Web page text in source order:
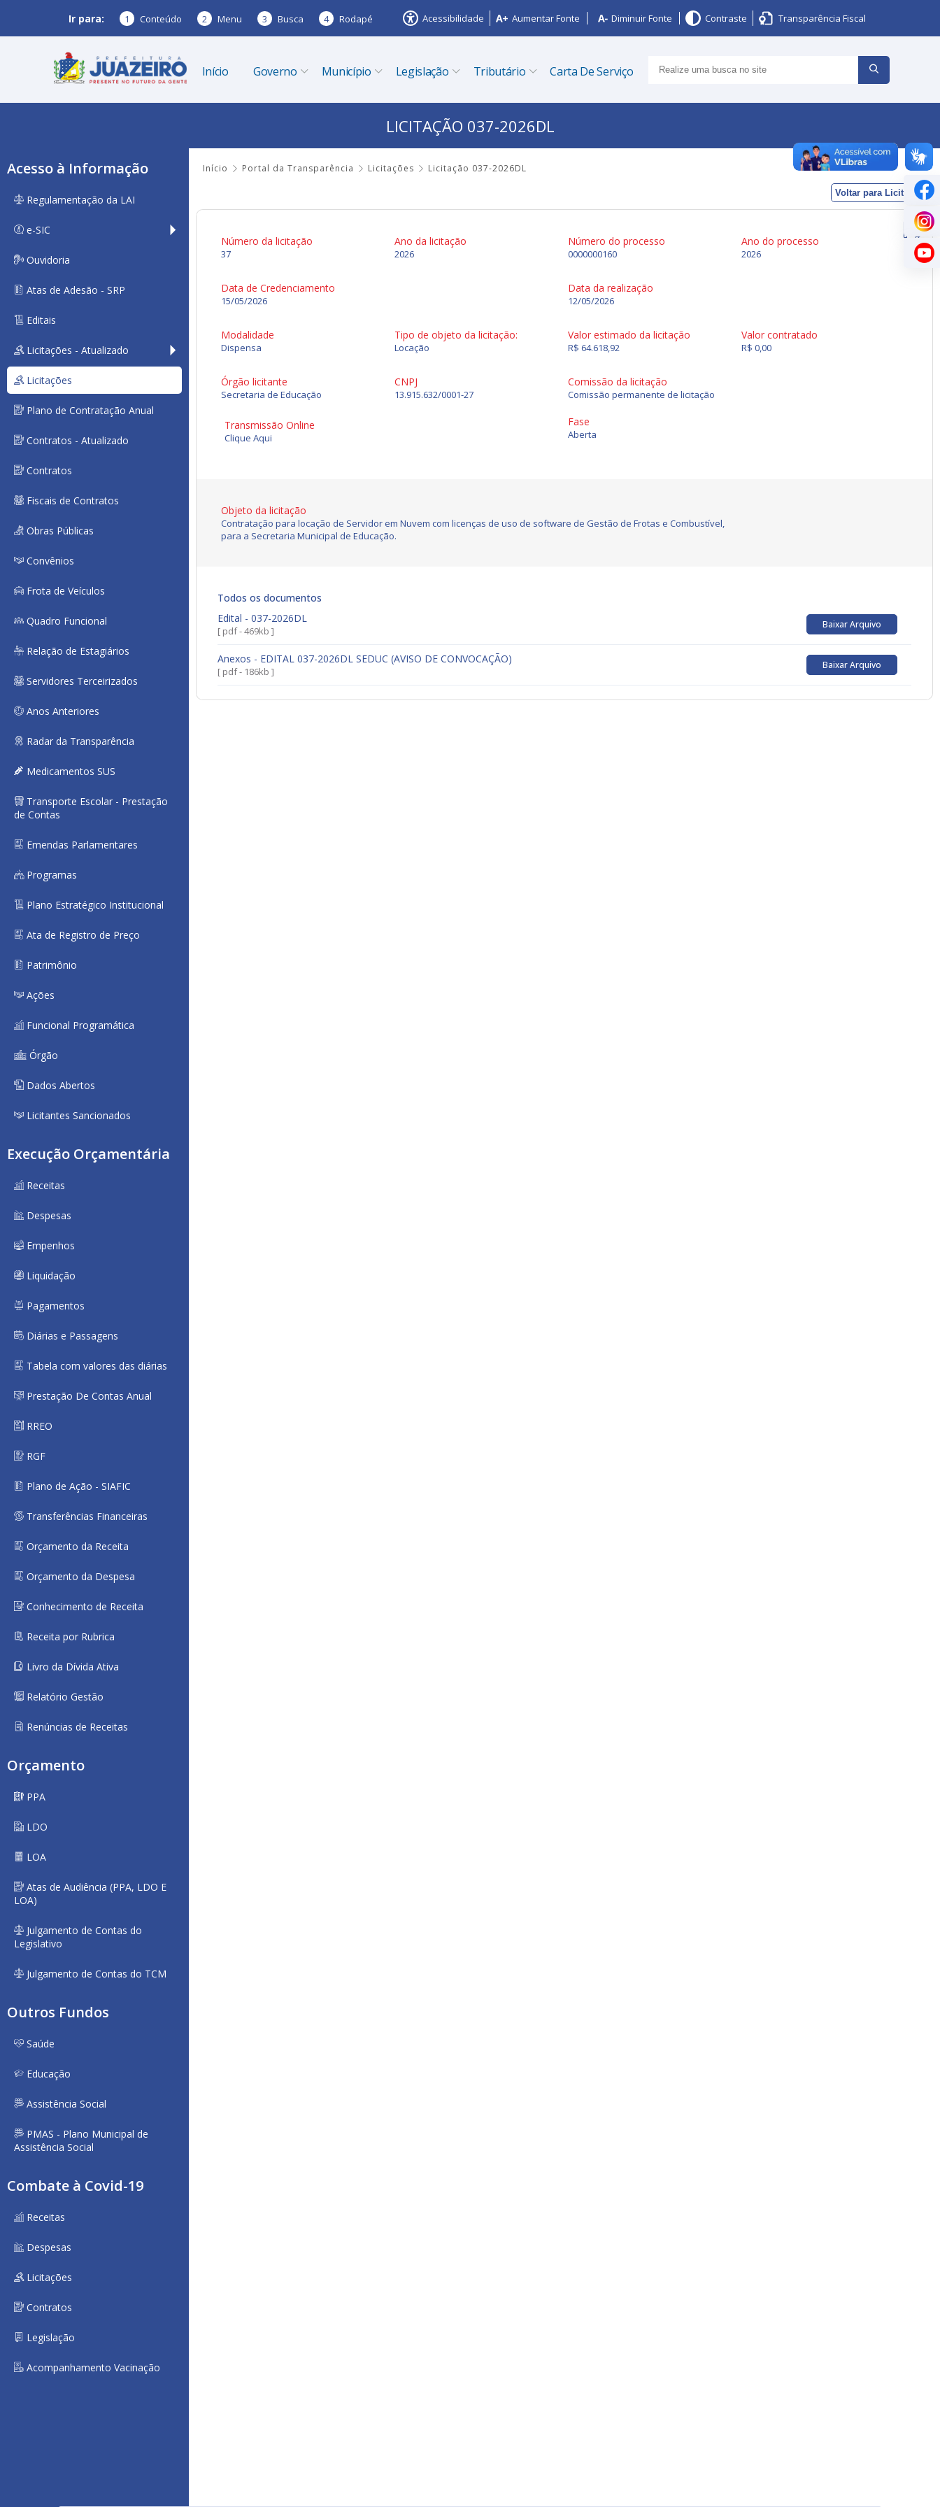
Ir para: 1 Conteúdo 2 Menu 3 Busca 4 Rodapé Acessibilidade Aumentar Fonte Diminuir Fonte Contraste Transparência Fiscal
Início Governo Município Legislação Tributário Carta De Serviço
LICITAÇÃO 037-2026DL
Início Portal da Transparência Licitações Licitação 037-2026DL
Acesso à Informação
Regulamentação da LAI
e-SIC
Ouvidoria
Atas de Adesão - SRP
Editais
Licitações - Atualizado
Licitações
Plano de Contratação Anual
Contratos - Atualizado
Contratos
Fiscais de Contratos
Obras Públicas
Convênios
Frota de Veículos
Quadro Funcional
Relação de Estagiários
Servidores Terceirizados
Anos Anteriores
Radar da Transparência
Medicamentos SUS
Transporte Escolar - Prestação
de Contas
Emendas Parlamentares
Programas
Plano Estratégico Institucional
Ata de Registro de Preço
Patrimônio
Ações
Funcional Programática
Órgão
Dados Abertos
Licitantes Sancionados
Execução Orçamentária
Receitas
Despesas
Empenhos
Liquidação
Pagamentos
Diárias e Passagens
Tabela com valores das diárias
Prestação De Contas Anual
RREO
RGF
Plano de Ação - SIAFIC
Transferências Financeiras
Orçamento da Receita
Orçamento da Despesa
Conhecimento de Receita
Receita por Rubrica
Livro da Dívida Ativa
Relatório Gestão
Renúncias de Receitas
Orçamento
PPA
LDO
LOA
Atas de Audiência (PPA, LDO E
LOA)
Julgamento de Contas do
Legislativo
Julgamento de Contas do TCM
Outros Fundos
Saúde
Educação
Assistência Social
PMAS - Plano Municipal de
Assistência Social
Combate à Covid-19
Receitas
Despesas
Licitações
Contratos
Legislação
Acompanhamento Vacinação
Voltar para Licitações
Número da licitação
37
Ano da licitação
2026
Número do processo
0000000160
Ano do processo
2026
Data de Credenciamento
15/05/2026
Data da realização
12/05/2026
Modalidade
Dispensa
Tipo de objeto da licitação:
Locação
Valor estimado da licitação
R$ 64.618,92
Valor contratado
R$ 0,00
Órgão licitante
Secretaria de Educação
CNPJ
13.915.632/0001-27
Comissão da licitação
Comissão permanente de licitação
Transmissão Online
Clique Aqui
Fase
Aberta
Objeto da licitação
Contratação para locação de Servidor em Nuvem com licenças de uso de software de Gestão de Frotas e Combustível,
para a Secretaria Municipal de Educação.
Todos os documentos
Edital - 037-2026DL
[ pdf - 469kb ]
Baixar Arquivo
Anexos - EDITAL 037-2026DL SEDUC (AVISO DE CONVOCAÇÃO)
[ pdf - 186kb ]
Baixar Arquivo